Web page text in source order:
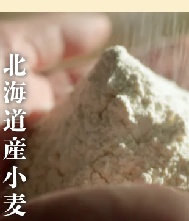
北
海
道
産
小
麦
1
0
0